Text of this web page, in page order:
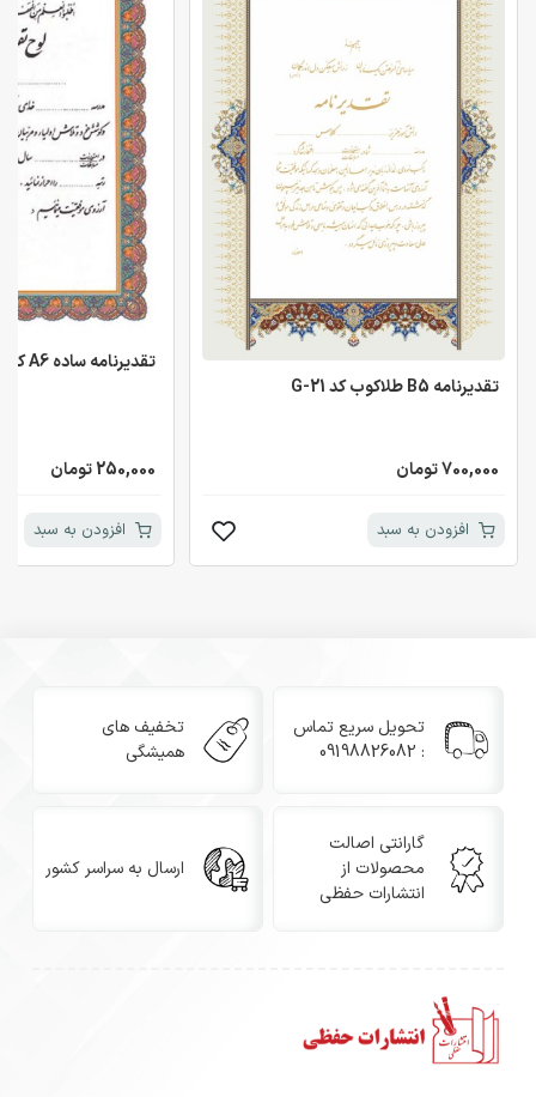
تقدیرنامه B5 طلاکوب کد G-21
700,000 تومان
افزودن به سبد
تقدیرنامه ساده A6 کد 21
250,000 تومان
افزودن به سبد
تحویل سریع تماس
: 09198826082
تخفیف های
همیشگی
گارانتی اصالت
محصولات از
انتشارات حفظی
ارسال به سراسر کشور